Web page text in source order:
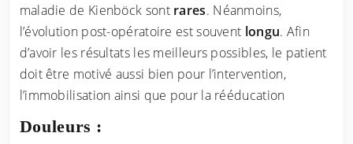
maladie de Kienböck sont rares. Néanmoins,
l’évolution post-opératoire est souvent longu. Afin
d’avoir les résultats les meilleurs possibles, le patient
doit être motivé aussi bien pour l’intervention,
l’immobilisation ainsi que pour la rééducation
Douleurs :